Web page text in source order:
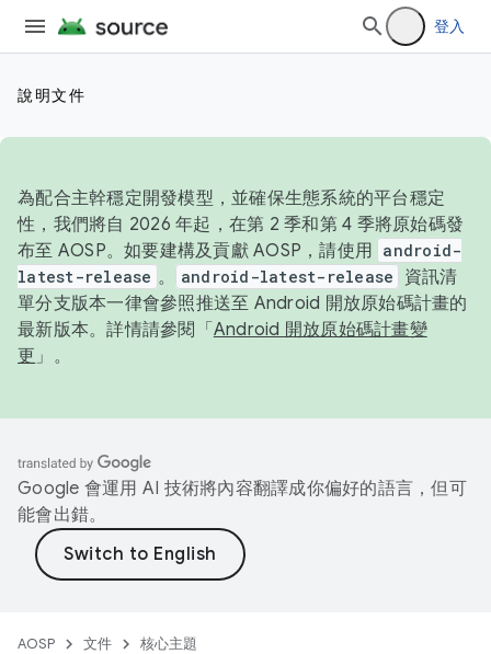
登入
說明文件
為配合主幹穩定開發模型，並確保生態系統的平台穩定
性，我們將自 2026 年起，在第 2 季和第 4 季將原始碼發
布至 AOSP。如要建構及貢獻 AOSP，請使用 android-
latest-release 。 android-latest-release
資訊清
單分支版本一律會參照推送至 Android 開放原始碼計畫的
最新版本。詳情請參閱「 Android 開放原始碼計畫變
更 」。
Google 會運用 AI 技術將內容翻譯成你偏好的語言，但可
能會出錯。
AOSP 文件 核心主題